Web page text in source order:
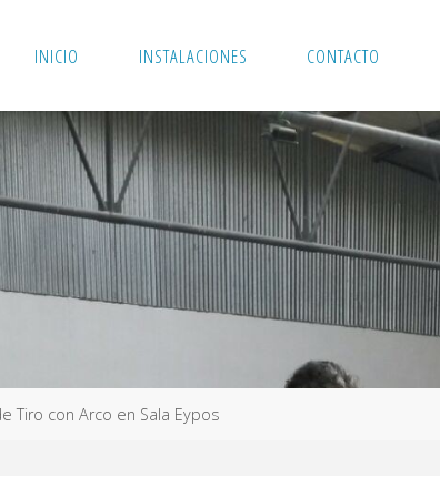
INICIO INSTALACIONES CONTACTO
Tiro con Arco en Sala Eypos